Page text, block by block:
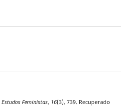
Estudos Feministas, 16(3), 739. Recuperado